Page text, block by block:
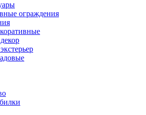
ограждения